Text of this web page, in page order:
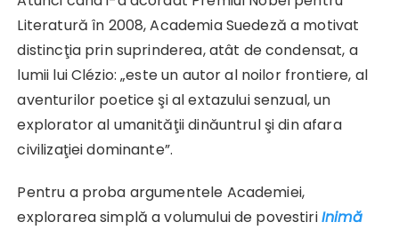
Literatură în 2008, Academia Suedeză a motivat
distincţia prin suprinderea, atât de condensat, a
lumii lui Clézio: „este un autor al noilor frontiere, al
aventurilor poetice şi al extazului senzual, un
explorator al umanităţii dinăuntrul şi din afara
civilizaţiei dominante”.
Pentru a proba argumentele Academiei,
explorarea simplă a volumului de povestiriInimă